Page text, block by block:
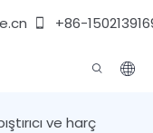
+86-
ve harç